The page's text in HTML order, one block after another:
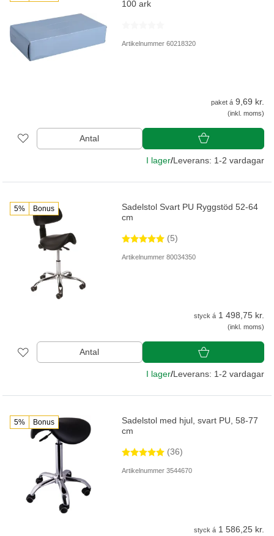
100 ark
Artikelnummer 60218320
paket á 9,69 kr.
(inkl. moms)
Antal
I lager/Leverans: 1-2 vardagar
5% Bonus
Sadelstol Svart PU Ryggstöd 52-64
cm
(5)
Artikelnummer 80034350
styck á 1 498,75 kr.
(inkl. moms)
Antal
I lager/Leverans: 1-2 vardagar
5% Bonus
Sadelstol med hjul, svart PU, 58-77
cm
(36)
Artikelnummer 3544670
styck á 1 586,25 kr.